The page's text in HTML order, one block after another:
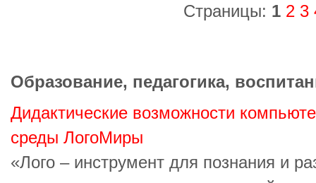
Страницы: 1 2 3
Образование, педагогика,
Дидактические возможности
среды ЛогоМиры
«Лого – инструмент для познания и